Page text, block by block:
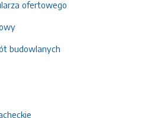
ofertowego
budowlanych